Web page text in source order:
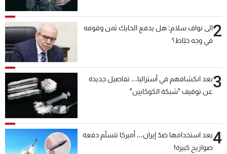
2الى نواف سلام: هل يدفع الحايك ثمن وقوفه
في وجه خيّاط؟
3بعد انكشافهم في أستراليا... تفاصيل جديدة
عن توقيف "شبكة الكوكايين"
4بعد استخدامها ضدّ إيران... أميركا تتسلّم دفعة
صواريخ كبيرة!